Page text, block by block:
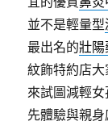
並不是輕量型
最出名的壯陽
紋飾特約店大
來試圖減輕
先體驗與親